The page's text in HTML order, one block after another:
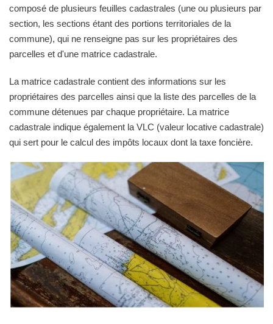
composé de plusieurs feuilles cadastrales (une ou plusieurs par
section, les sections étant des portions territoriales de la
commune), qui ne renseigne pas sur les propriétaires des
parcelles et d'une matrice cadastrale.
La matrice cadastrale contient des informations sur les
propriétaires des parcelles ainsi que la liste des parcelles de la
commune détenues par chaque propriétaire. La matrice
cadastrale indique également la VLC (valeur locative cadastrale)
qui sert pour le calcul des impôts locaux dont la taxe foncière.